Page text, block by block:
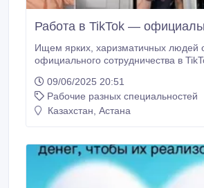
Работа в TikTok —
Ищем ярких, харизматичных людей от 18 лет для
официального сотрудничества в
аккаунт, вы нам тоже подходите. Что вы получите:
Высокий доход — без потолка, выплаты каждую
неделю. Свободный график —
09/06/2025 20:51
Рабочие разных специальностей
Казахстан, Астана